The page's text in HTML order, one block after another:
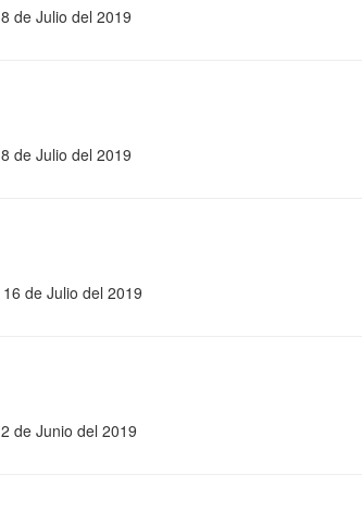
de Julio del 2019
de Julio del 2019
de Julio del 2019
de Junio del 2019